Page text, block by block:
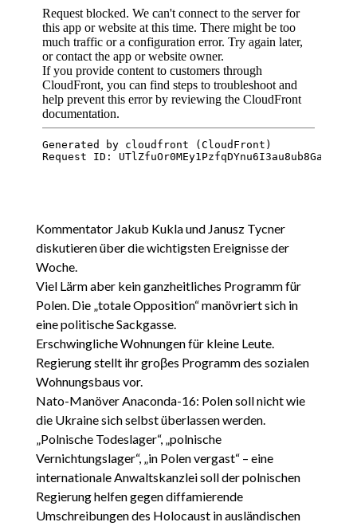
Kommentator Jakub Kukla und Janusz Tycner
diskutieren über die wichtigsten Ereignisse der
Woche.
Viel Lärm aber kein ganzheitliches Programm für
Polen. Die „totale Opposition“ manövriert sich in
eine politische Sackgasse.
Erschwingliche Wohnungen für kleine Leute.
Regierung stellt ihr groβes Programm des sozialen
Wohnungsbaus vor.
Nato-Manöver Anaconda-16: Polen soll nicht wie
die Ukraine sich selbst überlassen werden.
„Polnische Todeslager“, „polnische
Vernichtungslager“, „in Polen vergast“ – eine
internationale Anwaltskanzlei soll der polnischen
Regierung helfen gegen diffamierende
Umschreibungen des Holocaust in ausländischen